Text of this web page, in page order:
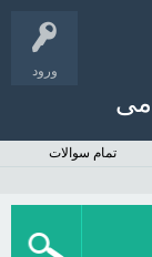
ورود
تمام سوالات